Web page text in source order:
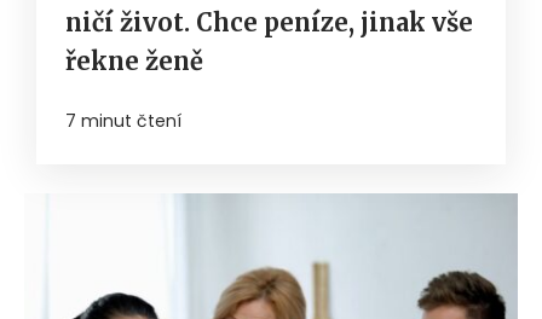
ničí život. Chce peníze, jinak vše
řekne ženě
7 minut čtení